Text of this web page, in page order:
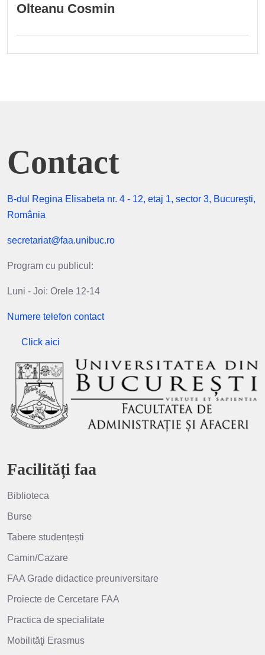
Olteanu Cosmin
Contact
B-dul Regina Elisabeta nr. 4 - 12, etaj 1, sector 3, Bucureşti,
România
secretariat@faa.unibuc.ro
Program cu publicul:
Luni - Joi: Orele 12-14
Numere telefon contact
Click aici
Facilități faa
Biblioteca
Burse
Tabere studențești
Camin/Cazare
FAA Grade didactice preuniversitare
Proiecte de Cercetare FAA
Practica de specialitate
Mobilităţi Erasmus